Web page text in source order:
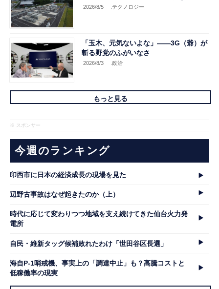
2026/8/5 .テクノロジー
「玉木、元気ないよな」――3G（爺）が
斬る野党のふがいなさ
2026/8/3 .政治
もっと見る
※ スポンサー
今週のランキング
印西市に日本の経済成長の現場を見た
辺野古事故はなぜ起きたのか（上）
時代に応じて変わりつつ地域を支え続けてきた仙台火力発
電所
自民・維新タッグ候補敗れたわけ「世田谷区長選」
海自P-1哨戒機、事実上の「調達中止」も？高騰コストと
低稼働率の現実